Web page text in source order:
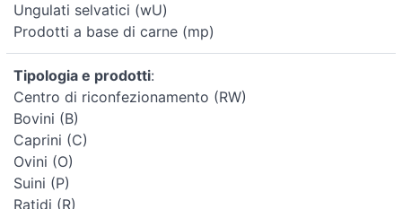
Ungulati selvatici (wU)
Prodotti a base di carne (mp)
Tipologia e prodotti:
Centro di riconfezionamento (RW)
Bovini (B)
Caprini (C)
Ovini (O)
Suini (P)
Ratidi (R)